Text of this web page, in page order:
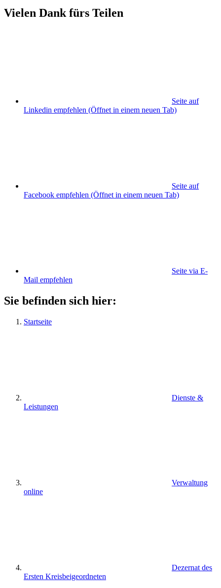
Vielen Dank fürs Teilen
Seite auf
Linkedin empfehlen (Öffnet in einem neuen Tab)
Seite auf
Facebook empfehlen (Öffnet in einem neuen Tab)
Seite via E-
Mail empfehlen
Sie befinden sich hier:
Startseite
Dienste &
Leistungen
Verwaltung
online
Dezernat des
Ersten Kreisbeigeordneten